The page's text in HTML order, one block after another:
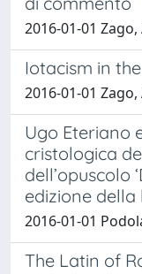
2016-01-01 Zago,
Iotacism in
2016-01-01 Zago,
Ugo Eteriano
cristologica
dell’opuscolo
edizione della
2016-01-01
The Latin of